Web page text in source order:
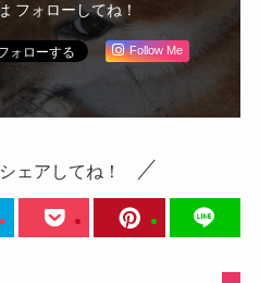
フォローしてね！
Follow Me
ェアしてね！